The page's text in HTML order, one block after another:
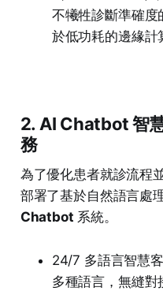
不犧牲診斷準確度
於低功耗的邊緣計
2. AI Chatbot 智
務
為了優化患者就診流程
部署了基於自然語言處
Chatbot 系統。
24/7 多語言智慧
多種語言，無縫對